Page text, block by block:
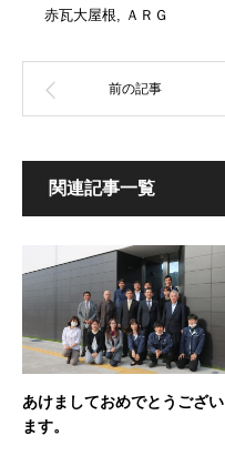
赤瓦大屋根, ＡＲＧ
関連記事一覧
あけましておめでとうござい
ます。